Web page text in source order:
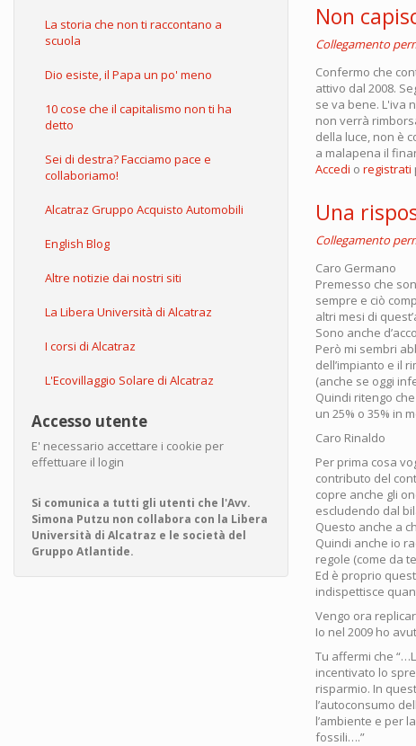
La storia che non ti raccontano a
scuola
Dio esiste, il Papa un po' meno
10 cose che il capitalismo non ti ha
detto
Sei di destra? Facciamo pace e
collaboriamo!
Alcatraz Gruppo Acquisto Automobili
English Blog
Altre notizie dai nostri siti
La Libera Università di Alcatraz
I corsi di Alcatraz
L'Ecovillaggio Solare di Alcatraz
Accesso utente
E' necessario accettare i cookie per
effettuare il login
Si comunica a tutti gli utenti che l'Avv.
Simona Putzu non collabora con la Libera
Università di Alcatraz e le società del
Gruppo Atlantide.
Non
Collegamento
Confermo che
attivo dal 2008.
se va bene. L'iva
non verrà
della luce, non è
a malapena il
Accedi o registrati
Una
Collegamento
Caro Germano
Premesso che
sempre e ciò
altri mesi di
Sono anche
Però mi sembri
dell’impianto e il
(anche se oggi
Quindi ritengo
un 25% o 35% in
Caro Rinaldo
Per prima cosa
contributo del
copre anche gli
escludendo dal
Questo anche a
Quindi anche io
regole (come da
Ed è proprio
indispettisce
Vengo ora
Io nel 2009 ho
Tu affermi che
incentivato lo
risparmio. In
l’autoconsumo
l’ambiente e per
fossili….”